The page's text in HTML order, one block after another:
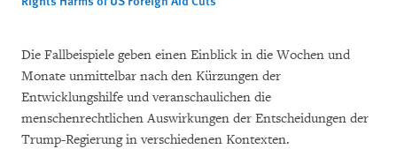
Die Fallbeispiele geben einen Einblick in die Wochen und
Monate unmittelbar nach den Kürzungen der
Entwicklungshilfe und veranschaulichen die
menschenrechtlichen Auswirkungen der Entscheidungen der
Trump-Regierung in verschiedenen Kontexten.